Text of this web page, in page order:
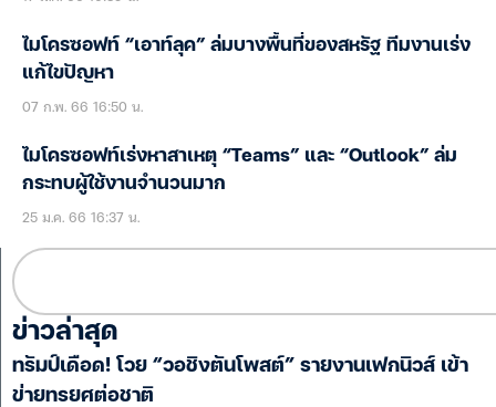
ไมโครซอฟท์ “เอาท์ลุค” ล่มบางพื้นที่ของสหรัฐ ทีมงานเร่ง
แก้ไขปัญหา
07 ก.พ. 66 16:50 น.
ไมโครซอฟท์เร่งหาสาเหตุ “Teams” และ “Outlook” ล่ม
กระทบผู้ใช้งานจำนวนมาก
25 ม.ค. 66 16:37 น.
ข่าวล่าสุด
ทรัมป์เดือด! โวย “วอชิงตันโพสต์” รายงานเฟกนิวส์ เข้า
ข่ายทรยศต่อชาติ